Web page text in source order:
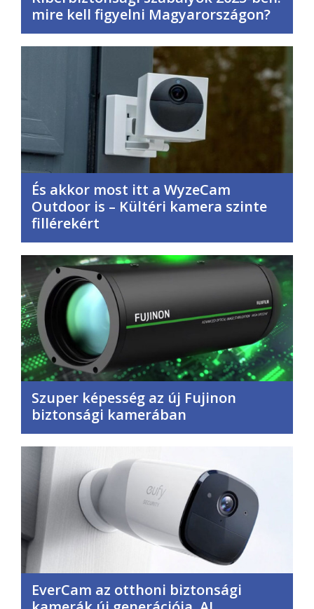
mire kell figyelni Magyarországon?
És akkor most itt a WyzeCam
Outdoor is – Kültéri kamera szinte
fillérekért
Szuper képesség az új Fujinon
biztonsági kamerában
EverCam az otthoni biztonsági